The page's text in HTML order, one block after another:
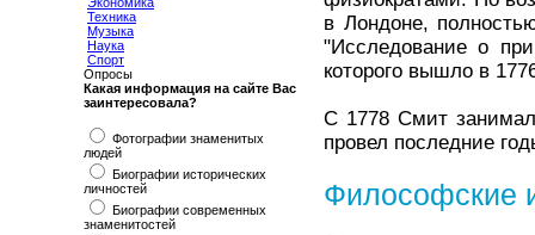
Техника
Музыка
Наука
Спорт
Опросы
Какая информация на сайте Вас
заинтересовала?
Фотографии знаменитых
людей
Биографии исторических
личностей
Биографии современных
знаменитостей
в Лондоне,
"Исследование о
которого вышло в
С 1778 Смит занимал
провел последние
Философские